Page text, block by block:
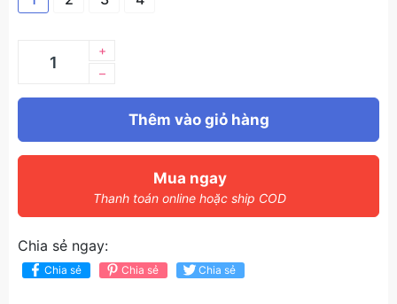
–
+
Thêm vào giỏ hàng
Mua ngay
Thanh toán online hoặc ship COD
Chia sẻ ngay:
Chia sẻ Chia sẻ Chia sẻ